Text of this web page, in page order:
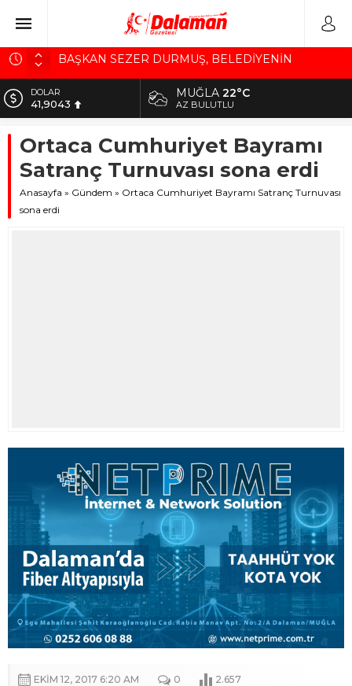
BAŞKAN SEZER DURMUŞ, BELEDİYENİN
SANAYİ SİTESİNE 22 YENİ DÜKKAN
SÜREK AVINDA KAZA KURŞUNU CAN ALDI
Ortaca EmniyetTeşkilatının Acı Günü
“TEMİZ DALAMAN” SEFERBERLİĞİ BAŞLADI
DOLAR
41,9043
48,9025
ALTIN
BİST
MUĞLA22°C
AZ BULUTLU
Ortaca Cumhuriyet Bayramı
Satranç Turnuvası sona erdi
Anasayfa » Gündem » Ortaca Cumhuriyet Bayramı Satranç Turnuvası
sona erdi
EKIM 12, 2017 6:20 AM 0 2.657